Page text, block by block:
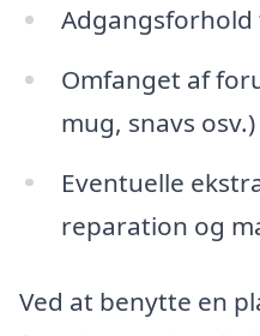
Omfanget af
mug, snavs osv.)
Eventuelle
reparation og
Ved at benytte en